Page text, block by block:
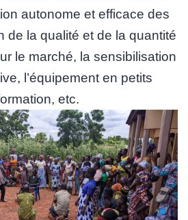
autonome et efficace des
de la qualité et de la quantité
le marché, la sensibilisation
l’équipement en petits
etc.